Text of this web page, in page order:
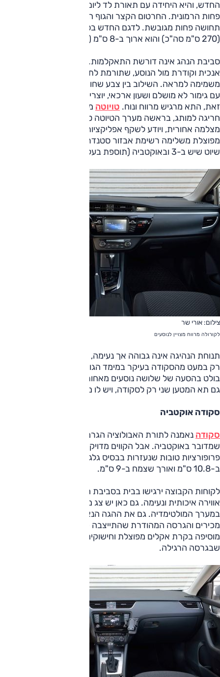
החדש, והיא היחידה עם תאורת לד ליום, אבל מהצד ומאחור היא
(270 ס"מ סה"כ) והוא ארוך ב-8 ס"מ (462 ס"מ) מהקודם.
סביבת הנהג אינה דורשת התאקלמות. אך בולטת בה "חומה"
אנכית וקודרת מול הנוסע, שתורמת לתחושת המרחב, אך
משמימה למראה. השילוב בין צבע שחור למראה הפלסטיק, יחד
עם גימור לא מושלם ושעון ארכאי, יוצרים מראה מיושן. למרות
זאת, התא מרגיש מרווח ונוח. טויוטה מתגאה ברשימת אבזור
מפוצלת משלימה רשימת אבזור סטנדרטי שחסרה רק בקרת
שיוט שיש ב-3 ובאוקטביה (תוספת בעלות של 1000 שקלים).
צילום: אורי שר
לקורולה מרווח מצויין לנוסעים
תנוחת הנהיגה אינה גבוהה אך נעימה, והמרחב מאחור מצוין
רק במעט מהסקודה בעיקר במימד הגובה. אבל לקורולה יתרון
בולט בהסעה של שלושה נוסעים מאחור, בזכות הרצפה השטוחה.
גם תא המטען שני רק לסקודה, ויש לו מבנה שימושי ומפתח נוח.
סקודה אוקטביה
סקודה נאמנה לתורת האבולוציה הגרמנית, וכבר מרחוק ברור
שמדובר באוקטביה. אבל הקווים מדויקים ופשוטים יותר, עם
ב-10.8 ס"מ ואורך שצמח ב-9 ס"מ.
לקוחות הקבוצה ירגישו בבית בסביבת הנהג הברורה, שיוצרת
אווירה איכותית ונעימה. גם כאן יש צג מגע קטן ונוח ששולט
במערך המולטימדיה. גם את ההגה הנאה (אך עמוס המתגים) אנו
מוסיפה בקרת אקלים מפוצלת וחישוקים קלים לבקרת השיוט
שבגרסה הרגילה.